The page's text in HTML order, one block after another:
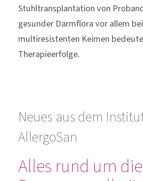
Therapieerfolge.
Alles rund um die
Darmgesundheit